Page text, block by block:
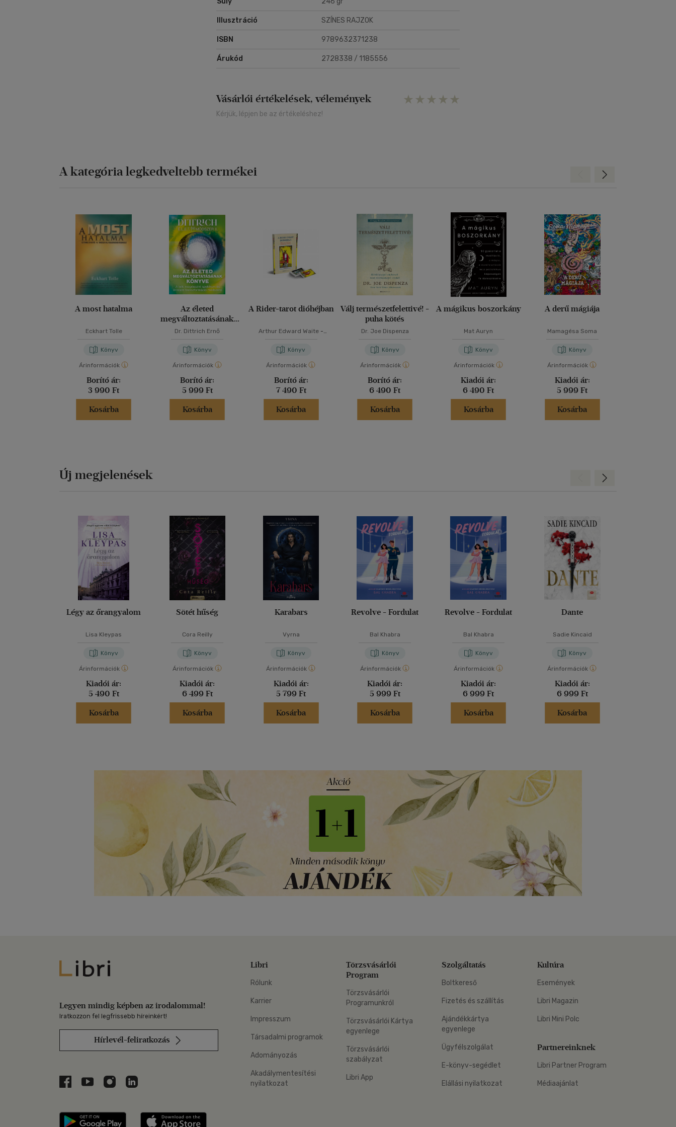
Illusztráció SZÍNES RAJZOK
ISBN 9789632371238
Árukód 2728338 / 1185556
Vásárlói értékelések, vélemények
Kérjük, lépjen be az értékeléshez!
A kategória legkedveltebb termékei
A most hatalma
Eckhart Tolle
Könyv
Árinformációk
Borító ár:
3 990 Ft
Kosárba
Az életed
megváltoztatásának
könyve
Dr. Dittrich Ernő
Könyv
Árinformációk
Borító ár:
5 999 Ft
Kosárba
A Rider-tarot dióhéjban
Arthur Edward Waite -
Könyv
Árinformációk
Borító ár:
7 490 Ft
Kosárba
Válj természetfelettivé! -
puha kötés
Dr. Joe Dispenza
Könyv
Árinformációk
Borító ár:
6 490 Ft
Kosárba
A mágikus boszorkány
Mat Auryn
Könyv
Árinformációk
Kiadói ár:
6 490 Ft
Kosárba
A derű mágiája
Mamagésa Soma
Könyv
Árinformációk
Kiadói ár:
5 999 Ft
Kosárba
Előre
Új megjelenések
Légy az őrangyalom
Lisa Kleypas
Könyv
Árinformációk
Kiadói ár:
5 490 Ft
Kosárba
Sötét hűség
Cora Reilly
Könyv
Árinformációk
Kiadói ár:
6 499 Ft
Kosárba
Karabars
Vyrna
Könyv
Árinformációk
Kiadói ár:
5 799 Ft
Kosárba
Revolve - Fordulat
Bal Khabra
Könyv
Árinformációk
Kiadói ár:
5 999 Ft
Kosárba
Revolve - Fordulat
Bal Khabra
Könyv
Árinformációk
Kiadói ár:
6 999 Ft
Kosárba
Dante
Sadie Kincaid
Könyv
Árinformációk
Kiadói ár:
6 999 Ft
Kosárba
Előre
Libri
Legyen mindig képben az irodalommal!
Iratkozzon fel legfrissebb híreinkért!
Hírlevél-feliratkozás
Libri a Facebookon
Libri a Youtube-on
Libri az Instagramon
Libri a LinkedInen
Libri applikáció Szerezd meg: Google Play
Libri
Rólunk
Karrier
Impresszum
Társadalmi programok
Adományozás
Akadálymentesítési
nyilatkozat
Törzsvásárlói
Program
Törzsvásárlói
Programunkról
Törzsvásárlói Kártya
egyenlege
Törzsvásárlói
szabályzat
Libri App
Szolgáltatás
Boltkereső
Fizetés és szállítás
Ajándékkártya
egyenlege
Ügyfélszolgálat
E-könyv-segédlet
Elállási nyilatkozat
Kultúra
Események
Libri Magazin
Libri Mini Polc
Partnereinknek
Libri Partner Program
Médiaajánlat